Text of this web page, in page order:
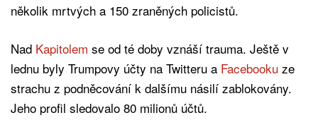
několik mrtvých a 150 zraněných policistů.
Nad Kapitolem se od té doby vznáší trauma. Ještě v
lednu byly Trumpovy účty na Twitteru a Facebooku ze
strachu z podněcování k dalšímu násilí zablokovány.
Jeho profil sledovalo 80 milionů účtů.